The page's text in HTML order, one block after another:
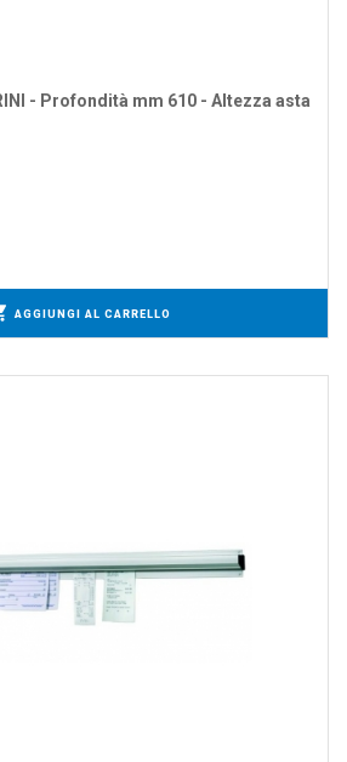
- Profondità mm 610 - Altezza asta
AGGIUNGI AL CARRELLO